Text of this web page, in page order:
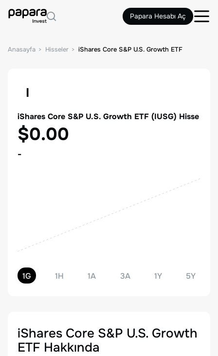
Papara Hesabı Aç
Anasayfa Hisseler iShares Core S&P U.S. Growth ETF
I
iShares Core S&P U.S. Growth ETF (IUSG) Hisse
$0.00
-
1G 1H 1A 3A 1Y 5Y
iShares Core S&P U.S. Growth
ETF Hakkında